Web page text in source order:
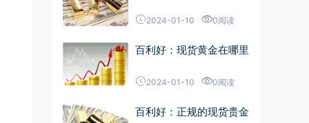
2024-01-10 0阅读
百利好：现货黄金在哪里
2024-01-10 0阅读
百利好：正规的现货贵金